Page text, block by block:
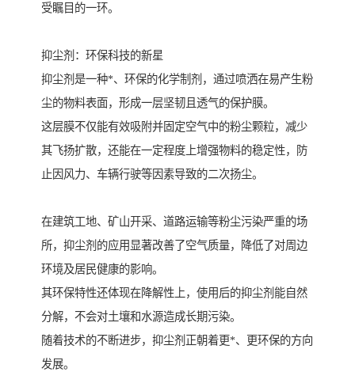
受瞩目的一环。
抑尘剂：环保科技的新星
抑尘剂是一种*、环保的化学制剂，通过喷洒在易产生粉
尘的物料表面，形成一层坚韧且透气的保护膜。
这层膜不仅能有效吸附并固定空气中的粉尘颗粒，减少
其飞扬扩散，还能在一定程度上增强物料的稳定性，防
止因风力、车辆行驶等因素导致的二次扬尘。
在建筑工地、矿山开采、道路运输等粉尘污染严重的场
所，抑尘剂的应用显著改善了空气质量，降低了对周边
环境及居民健康的影响。
其环保特性还体现在降解性上，使用后的抑尘剂能自然
分解，不会对土壤和水源造成长期污染。
随着技术的不断进步，抑尘剂正朝着更*、更环保的方向
发展。